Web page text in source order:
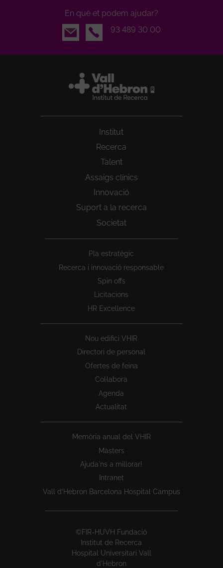
En què et podem ajudar?
Email
93 489 30 00
Institut
Recerca
Talent
Assaigs clínics
Innovació
Suport a la recerca
Societat
Pla estratègic
Recerca i innovació responsable
Spin offs
Licitacions
HR Excellence
Nou edifici VHIR
Directori de personal
Ofertes de feina
Col·labora
Agenda
Actualitat
Memòria anual del VHIR
Màsters
Ajuda'ns a millorar!
Intranet
Vall d’Hebron Barcelona Hospital Campus
©FIR-HUVH Fundació
Institut de Recerca
Hospital Universitari Vall
d'Hebron